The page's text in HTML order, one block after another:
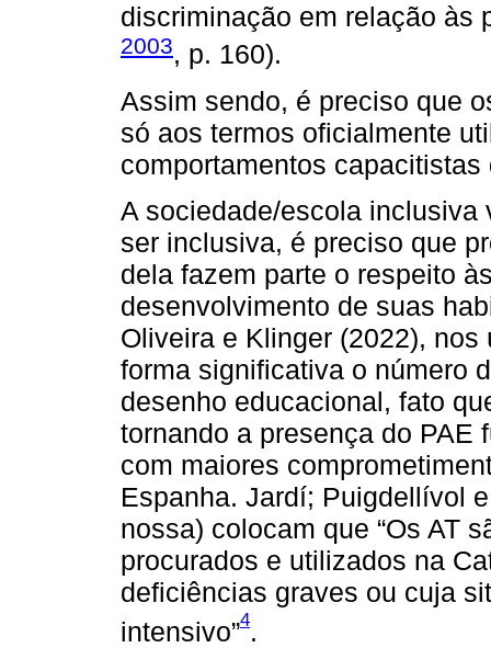
discriminação em relação às
2003, p. 160).
Assim sendo, é preciso que
só aos termos oficialmente
comportamentos
A sociedade/escola inclusiva
ser inclusiva, é preciso que
dela fazem parte o respeito
desenvolvimento de suas
Oliveira e Klinger (2022),
forma significativa o número
desenho educacional, fato
tornando a presença do PAE
com maiores
Espanha. Jardí; Puigdellívol
nossa) colocam que “Os AT
procurados e utilizados na
deficiências graves ou cuja
intensivo”4.